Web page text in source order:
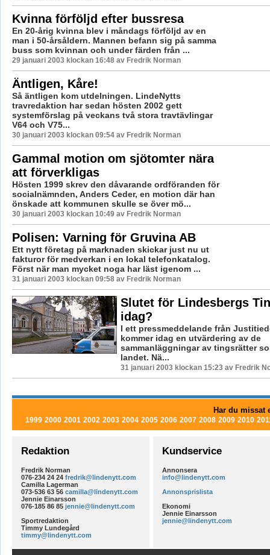
Kvinna förföljd efter bussresa
En 20-årig kvinna blev i måndags förföljd av en
man i 50-årsåldern. Mannen befann sig på samma
buss som kvinnan och under färden från ...
29 januari 2003 klockan 16:48 av Fredrik Norman
Äntligen, Kåre!
Så äntligen kom utdelningen. LindeNytts
travredaktion har sedan hösten 2002 gett
systemförslag på veckans två stora travtävlingar
V64 och V75...
30 januari 2003 klockan 09:54 av Fredrik Norman
Gammal motion om sjötomter nära
att förverkligas
Hösten 1999 skrev den dåvarande ordföranden för
socialnämnden, Anders Ceder, en motion där han
önskade att kommunen skulle se över mö...
30 januari 2003 klockan 10:49 av Fredrik Norman
Polisen: Varning för Gruvina AB
Ett nytt företag på marknaden skickar just nu ut
fakturor för medverkan i en lokal telefonkatalog.
Först när man mycket noga har läst igenom ...
31 januari 2003 klockan 09:58 av Fredrik Norman
Slutet för Lindesbergs
idag?
I ett pressmeddelande från
kommer idag en utvärdering av de
sammanläggningar av tingsrätter
landet. Nä...
31 januari 2003 klockan 15:23 av Fredrik
Har du missat
1999 2000 2001 2002 2003 2004 2005 2006 2007 2008 2009 2010
Redaktion
Fredrik Norman
076-234 24 24 fredrik@lindenytt.com
Camilla Lagerman
073-536 63 56 camilla@lindenytt.com
Jennie Einarsson
076-185 86 85 jennie@lindenytt.com
Sportredaktion
Timmy Lundegård
timmy@lindenytt.com
Kundservice
Annonsera
info@lindenytt.com
Annonsprislista
Ekonomi
Jennie Einarsson
jennie@lindenytt.com